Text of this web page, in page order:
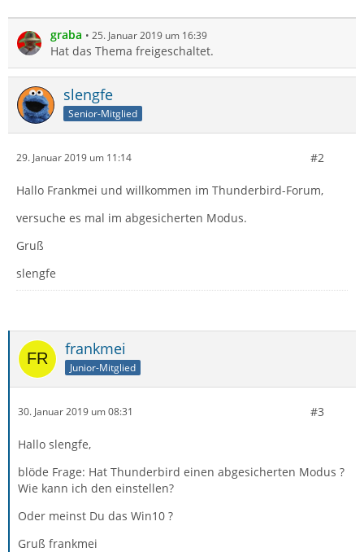
graba 25. Januar 2019 um 16:39
Hat das Thema freigeschaltet.
slengfe
Senior-Mitglied
29. Januar 2019 um 11:14 #2
Hallo Frankmei und willkommen im Thunderbird-Forum,
versuche es mal im abgesicherten Modus.
Gruß
slengfe
frankmei
Junior-Mitglied
30. Januar 2019 um 08:31 #3
Hallo slengfe,
blöde Frage: Hat Thunderbird einen abgesicherten Modus ?
Wie kann ich den einstellen?
Oder meinst Du das Win10 ?
Gruß frankmei